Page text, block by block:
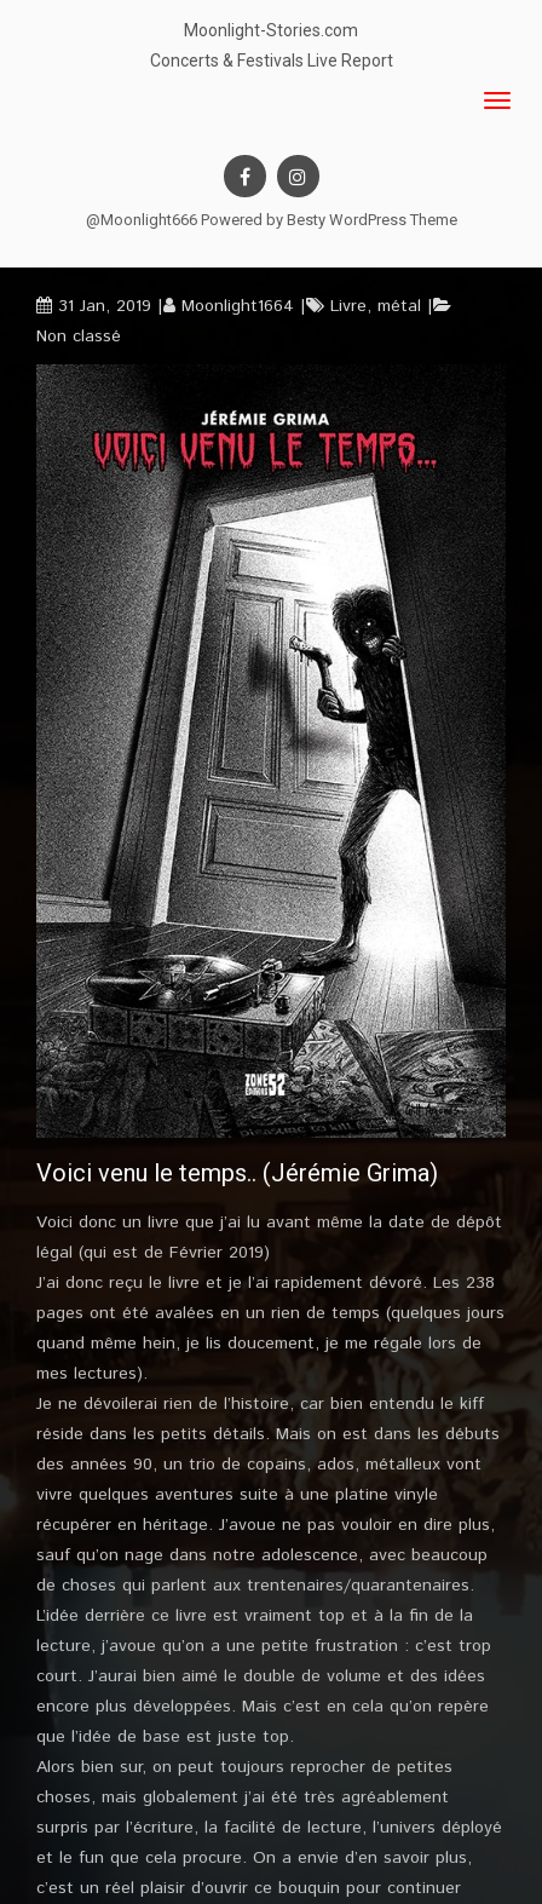
Moonlight-Stories.com
Concerts & Festivals Live Report
@Moonlight666 Powered by Besty WordPress Theme
31 Jan, 2019 Moonlight1664 Livre, métal
Non classé
Voici venu le temps.. (Jérémie Grima)
Voici donc un livre que j’ai lu avant même la date de dépôt
légal (qui est de Février 2019)
J’ai donc reçu le livre et je l’ai rapidement dévoré. Les 238
pages ont été avalées en un rien de temps (quelques jours
quand même hein, je lis doucement, je me régale lors de
mes lectures).
Je ne dévoilerai rien de l’histoire, car bien entendu le kiff
réside dans les petits détails. Mais on est dans les débuts
des années 90, un trio de copains, ados, métalleux vont
vivre quelques aventures suite à une platine vinyle
récupérer en héritage. J’avoue ne pas vouloir en dire plus,
sauf qu’on nage dans notre adolescence, avec beaucoup
de choses qui parlent aux trentenaires/quarantenaires.
L’idée derrière ce livre est vraiment top et à la fin de la
lecture, j’avoue qu’on a une petite frustration : c’est trop
court. J’aurai bien aimé le double de volume et des idées
encore plus développées. Mais c’est en cela qu’on repère
que l’idée de base est juste top.
Alors bien sur, on peut toujours reprocher de petites
choses, mais globalement j’ai été très agréablement
surpris par l’écriture, la facilité de lecture, l’univers déployé
et le fun que cela procure. On a envie d’en savoir plus,
c’est un réel plaisir d’ouvrir ce bouquin pour continuer